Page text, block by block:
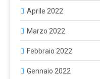
Aprile 2022
Marzo 2022
Febbraio 2022
Gennaio 2022